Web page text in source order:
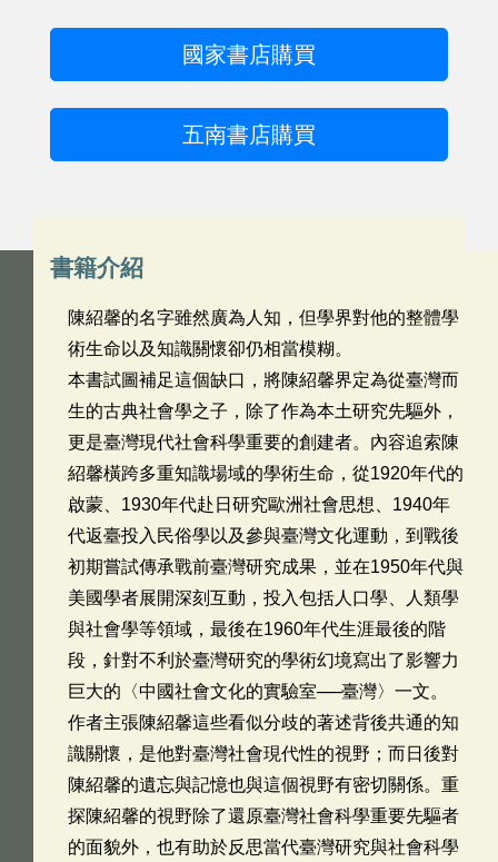
國家書店購買
五南書店購買
書籍介紹
陳紹馨的名字雖然廣為人知，但學界對他的整體學
術生命以及知識關懷卻仍相當模糊。
本書試圖補足這個缺口，將陳紹馨界定為從臺灣而
生的古典社會學之子，除了作為本土研究先驅外，
更是臺灣現代社會科學重要的創建者。內容追索陳
紹馨橫跨多重知識場域的學術生命，從1920年代的
啟蒙、1930年代赴日研究歐洲社會思想、1940年
代返臺投入民俗學以及參與臺灣文化運動，到戰後
初期嘗試傳承戰前臺灣研究成果，並在1950年代與
美國學者展開深刻互動，投入包括人口學、人類學
與社會學等領域，最後在1960年代生涯最後的階
段，針對不利於臺灣研究的學術幻境寫出了影響力
巨大的〈中國社會文化的實驗室──臺灣〉一文。
作者主張陳紹馨這些看似分歧的著述背後共通的知
識關懷，是他對臺灣社會現代性的視野；而日後對
陳紹馨的遺忘與記憶也與這個視野有密切關係。重
探陳紹馨的視野除了還原臺灣社會科學重要先驅者
的面貌外，也有助於反思當代臺灣研究與社會科學